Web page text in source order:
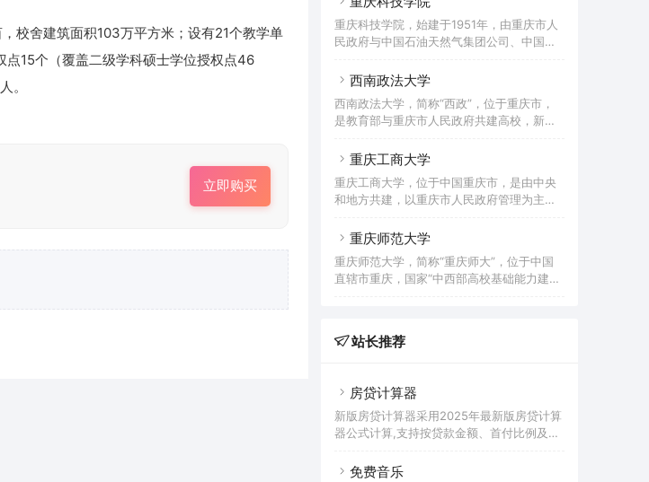
校舍建筑面积103万平方米；设有21个教学单
15个（覆盖二级学科硕士学位授权点46
。
立即购买
本科专业，涵盖十大学科门类，形成了以文
学、理学为基础，教育学、经济学、管理
学、工学、艺术学等为主干，多学科相互融
建有实验实训教学中心12
市高技能人才培养基地、重庆高职单独招生
试点院校。据2021年3月学校官网显示，学
726 亩， 校舍建筑面积16.2万平方米，教学
仪器设备资产值3379.09万元，拥有校内外
实习实训场所200余个，图书馆藏书56.11万
重庆科技学院，始建于1951年，由重庆市人
民政府与中国石油天然气集团公司、中国石
建，是一所以工为主，以石油与化工、冶金
涵盖理、工、经、管、法、文、艺的多学科
协调发展的全日制公办普通本科院校。入选
位、卓越工程师教育培养计划、数据中国“百
校工程”、新工科研究与实践项目、国家级大
学生创新创业训练计划、全国创新创业典型
高校。2021年成为重庆市博士学位授予
西南政法大学
西南政法大学，简称“西政”，位于重庆市，
是教育部与重庆市人民政府共建高校，新中
首批全国重点大学，全国首批卓越法律人才
质教育基地，中国政府奖学金来华留学生接
收院校，国家中西部高校基础能力建设工
国家特色重点学科项目、新工科研究与实践
项目、国家级大学生创新创业训练计划实施
高校，自主招生试点高校。重庆市一流学科
重庆工商大学
重庆工商大学，位于中国重庆市，是由中央
和地方共建，以重庆市人民政府管理为主的
力建设工程”、“卓越农林人才教育培养计
务国家特殊需求博士人才培养项目”、“国家
大学生文化素质教育基地”、“国家国际科技
际交流合作示范校、重庆市一流学科建设高
校，重庆市“数字校园”示范学校和教育信息
“长江—伏尔加河”高校联盟
重庆师范大学
重庆师范大学，简称“重庆师大”，位于中国
直辖市重庆，国家“中西部高校基础能力建设
业典型经验高校，重庆市一流学科建设高
学历史源于1906年官立川东师范学堂，主体
创办于1954年1月，时名重庆师范专科学
校；1960年学校更名为重庆师范学院，同年
站长推荐
房贷计算器
新版房贷计算器采用2025年最新版房贷计算
器公式计算,支持按贷款金额、首付比例及按
能房贷计算器,同时支持商业贷款计算器及公
免费音乐